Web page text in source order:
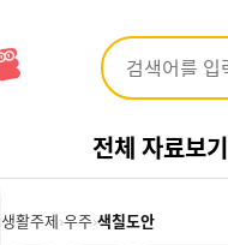
전체 자료보기
생활주제›우주›색칠도안